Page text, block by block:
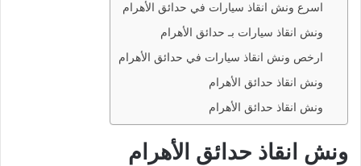
اسرع ونش انقاذ سيارات في حدائق الأهرام
ونش انقاذ سيارات بـ حدائق الأهرام
ارخص ونش انقاذ سيارات في حدائق الأهرام
ونش انقاذ حدائق الأهرام
ونش انقاذ حدائق الأهرام
ونش انقاذ حدائق الأهرام